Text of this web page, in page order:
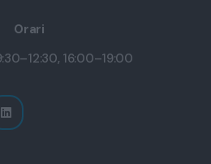
Orari
16:00–19:00